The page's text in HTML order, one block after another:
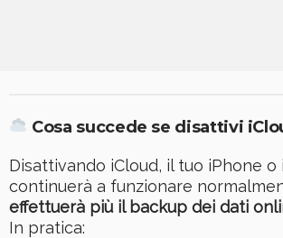
Cosa succede se disattivi
Disattivando iCloud, il tuo iPhone o
continuerà a funzionare
effettuerà più il backup dei dati
In pratica: